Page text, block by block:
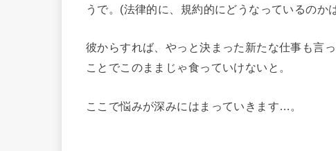
うで。(法律的に、規約的にどうなっているのか
彼からすれば、やっと決まった新たな仕事も言
ことでこのままじゃ食っていけないと。
ここで悩みが深みにはまっていきます…。